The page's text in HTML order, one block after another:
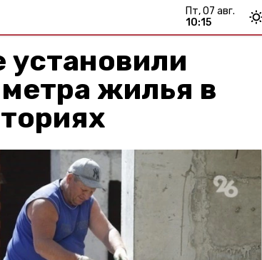
пт, 07 авг.
10:15
установили
жилья в